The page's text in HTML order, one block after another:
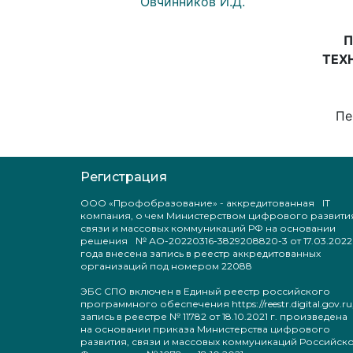
Регистрация
ООО «Профобразование» - аккредитованная IT
компания, о чем Министерством цифрового
связи и массовых коммуникаций РФ на основании
решения № АО-20220316-3829208820-3 от 17.03.2022
года внесена запись в реестр аккредитованных
организаций под номером 22088
ЭБС СПО включен в Единый реестр российского
программного обеспечения https://reestr.digital.gov.ru,
запись в реестре № 11782 от 18.10.2021 г. произведена
на основании приказа Министерства цифрового
развития, связи и массовых коммуникаций